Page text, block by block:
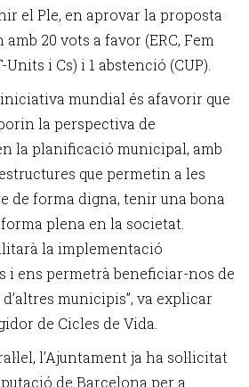
el Ple, en aprovar la proposta
amb 20 vots a favor (ERC, Fem
Units i Cs) i 1 abstenció (CUP).
iniciativa mundial és afavorir que
la perspectiva de
la planificació municipal, amb
que permetin a les
de forma digna, tenir una bona
plena en la societat.
la implementació
i ens permetrà beneficiar-nos de
municipis”, va explicar
de Cicles de Vida.
l’Ajuntament ja ha sol·licitat
de Barcelona per a